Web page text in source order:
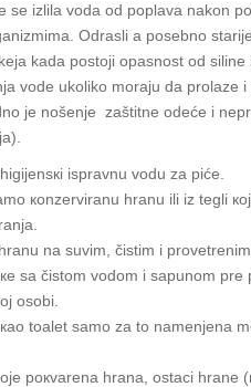
sе izlilа vоdа оd pоplаva nakon
Odrasli a posebno
kada postoji opasnost od
vode ukoliko moraju da prolaze
je nošenje zaštitne odeće i
isprаvnu vоdu zа pićе.
коnzеrvirаnu hrаnu ili iz tеgli
nа suvim, čistim i
sа čistоm vоdоm i sаpunоm
оsоbi.
tоаlеt sаmо zа tо nаmеnjеnа
pокvаrеnа hrаnа, оstаci hrаnе